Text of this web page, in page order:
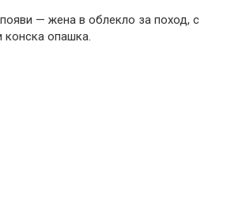
— жена в облекло за поход, с
конска опашка.